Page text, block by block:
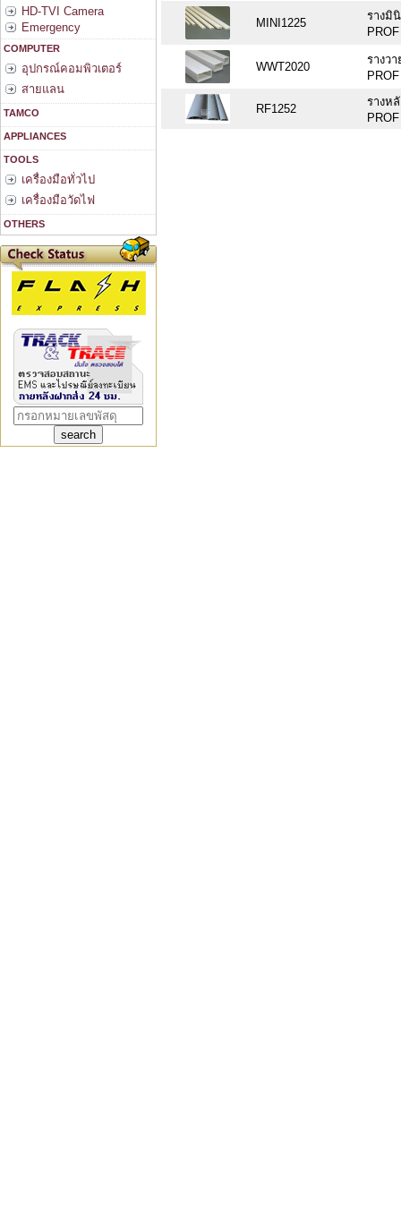
HD-TVI Camera
Emergency
COMPUTER
อุปกรณ์คอมพิวเตอร์
สายแลน
TAMCO
APPLIANCES
TOOLS
เครื่องมือทั่วไป
เครื่องมือวัดไฟ
OTHERS
MINI1225
รางมิ
WWT2020
รางว
RF1252
รางหลั